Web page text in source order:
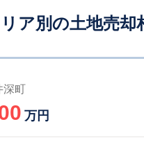
ア別の土地売却
深町
万円